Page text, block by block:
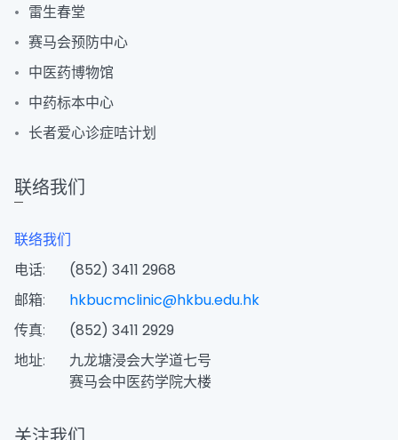
雷生春堂
赛马会预防中心
中医药博物馆
中药标本中心
长者爱心诊症咭计划
联络我们
联络我们
电话:
(852) 3411 2968
邮箱:
hkbucmclinic@hkbu.edu.hk
传真:
(852) 3411 2929
地址:
九龙塘浸会大学道七号
赛马会中医药学院大楼